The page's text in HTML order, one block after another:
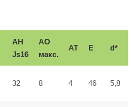
AH
Js16
АО
макс.
AT E d*
32 8 4 46 5,8